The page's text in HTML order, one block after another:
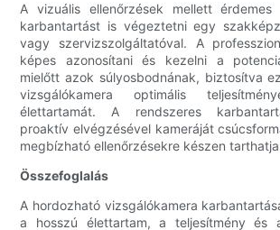
A vizuális ellenőrzések mellett érdemes
karbantartást is végeztetni egy
vagy szervizszolgáltatóval. A
képes azonosítani és kezelni a
mielőtt azok súlyosbodnának, biztosítva
vizsgálókamera optimális
élettartamát. A rendszeres
proaktív elvégzésével kameráját
megbízható ellenőrzésekre készen
Összefoglalás
A hordozható vizsgálókamera
a hosszú élettartam, a teljesítmény és